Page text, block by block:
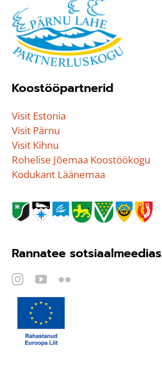
Koostööpartnerid
Visit Estonia
Visit Pärnu
Visit Kihnu
Rohelise Jõemaa Koostöökogu
Kodukant Läänemaa
Rannatee sotsiaalmeedias